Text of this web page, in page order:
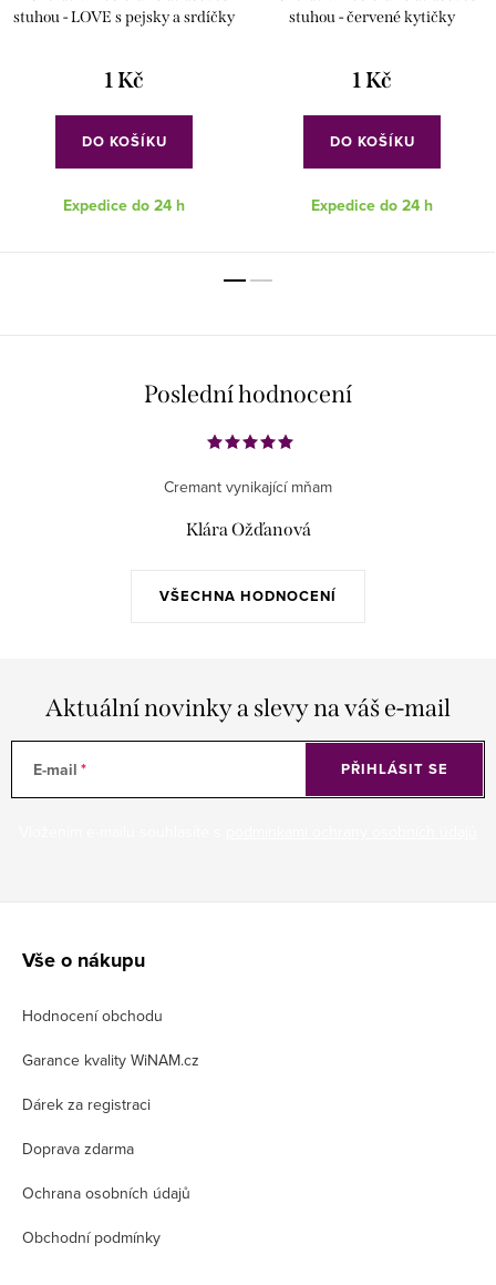
stuhou - LOVE s pejsky a srdíčky
1 Kč
DO KOŠÍKU
Expedice do 24 h
stuhou - červené kytičky
1 Kč
DO KOŠÍKU
Expedice do 24 h
Poslední hodnocení
VŠECHNA HODNOCENÍ
Cremant vynikající mňam
Klára Ožďanová
Aktuální novinky a slevy na váš e-mail
E-mail PŘIHLÁSIT SE
Vše o nákupu
Hodnocení obchodu
Garance kvality WiNAM.cz
Dárek za registraci
Doprava zdarma
Ochrana osobních údajů
Obchodní podmínky